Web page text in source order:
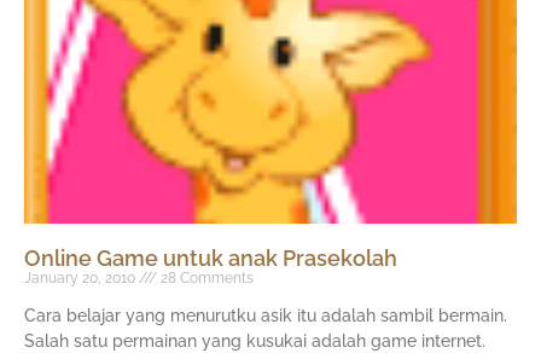
Online Game untuk anak Prasekolah
January 20, 2010 28 Comments
Cara belajar yang menurutku asik itu adalah sambil bermain.
Salah satu permainan yang kusukai adalah game internet.